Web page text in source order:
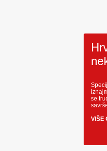
se
VIŠE